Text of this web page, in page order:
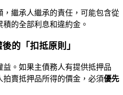
繼承人繼承的責任，可能包含從
的全部利息和違約金。
的「扣抵原則」
。如果主債務人有提供抵押品
拍賣抵押品所得的價金，必須優先